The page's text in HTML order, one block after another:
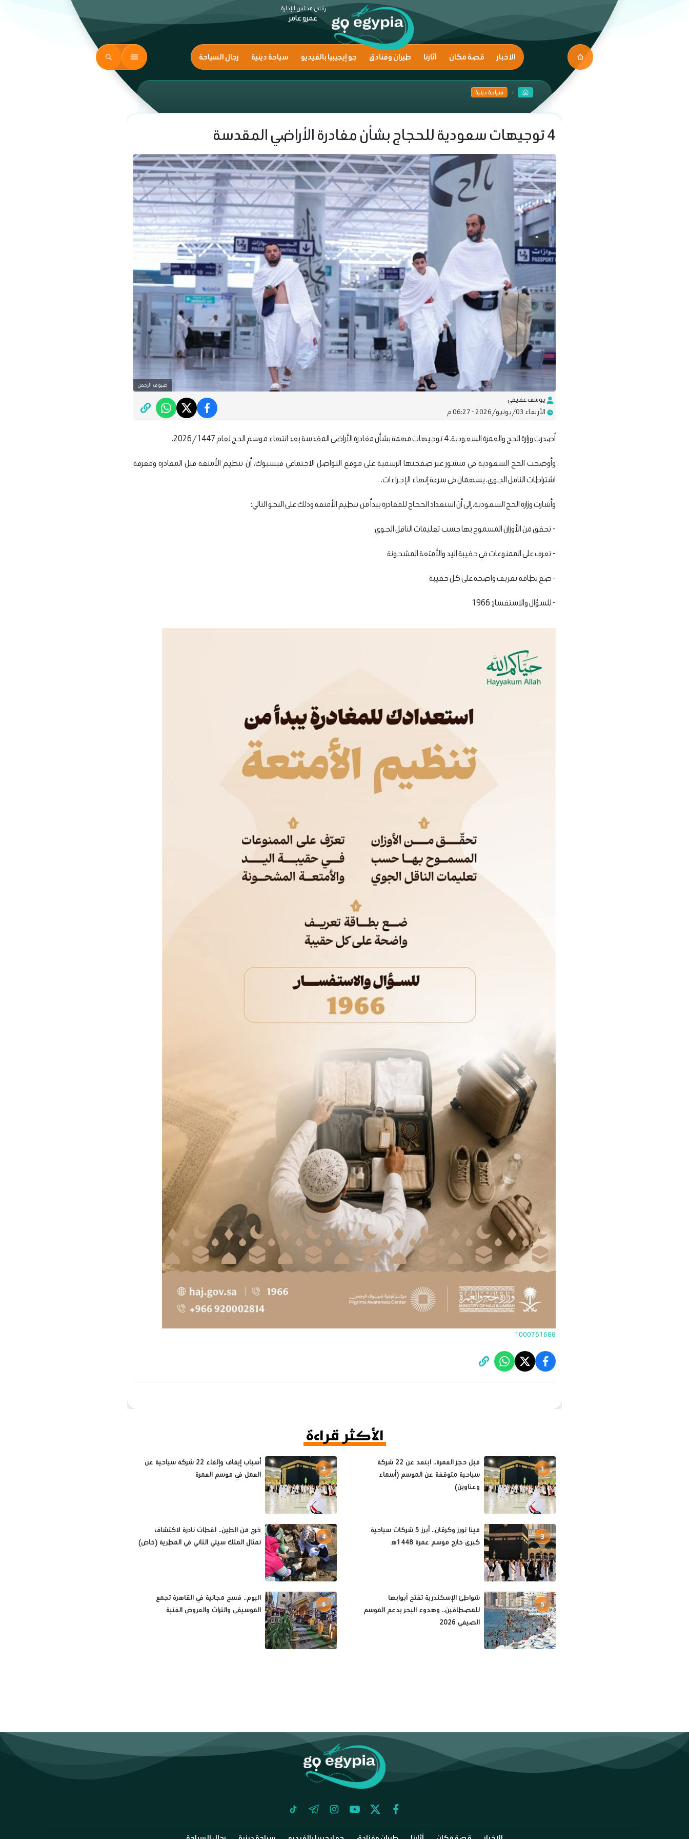
رئيس مجلس الإدارة
عمرو عامر
الاخبار قصة مكان آثارنا طيران وفنادق جو إيجيبيا بالفيديو سياحة دينية رجال السياحة
سياحة دينية
4 توجيهات سعودية للحجاج بشأن مغادرة الأراضي المقدسة
ضيوف الرحمن
يوسف عفيفي
الأربعاء 03/يونيو/2026 - 06:27 م
أصدرت وزارة الحج والعمرة السعودية، 4 توجيهات مهمة بشأن مغادرة الأراضي المقدسة بعد انتهاء موسم الحج لعام 2026/1447.
وأوضحت الحج السعودية في منشور عبر صفحتها الرسمية على موقع التواصل الاجتماعي فيسبوك، أن تنظيم الأمتعة قبل المغادرة ومعرفة
اشتراطات الناقل الجوي، يسهمان في سرعة إنهاء الإجراءات.
وأشارت وزارة الحج السعودية، إلى أن استعداد الحجاج للمغادرة يبدأ من تنظيم الأمتعة وذلك على النحو التالي:
- تحقق من الأوزان المسموح بها حسب تعلیمات الناقل الجوي
- تعرف على الممنوعات في حقيبة اليد والأمتعة المشحونة
- ضع بطاقة تعريف واضحة على كل حقيبة
- للسؤال والاستفسار: 1966
1000761688
الأكثر قراءة
1
قبل حجز العمرة.. ابتعد عن 22 شركة
سياحية متوقفة عن الموسم (أسماء
وعناوين)
2
أسباب إيقاف وإلغاء 22 شركة سياحية عن
العمل في موسم العمرة
3
مينا تورز وكرڤان.. أبرز 5 شركات سياحية
كبرى خارج موسم عمرة 1448ه‍
4
خرج من الطين.. لقطات نادرة لاكتشاف
تمثال الملك سيتي الثاني في المطرية (خاص)
5
شواطئ الإسكندرية تفتح أبوابها
للمصطافين.. وهدوء البحر يدعم الموسم
الصيفي 2026
6
اليوم.. فسح مجانية في القاهرة تجمع
الموسيقى والتراث والعروض الفنية
facebook
twitter
youtube
instagram
telegram
tiktok